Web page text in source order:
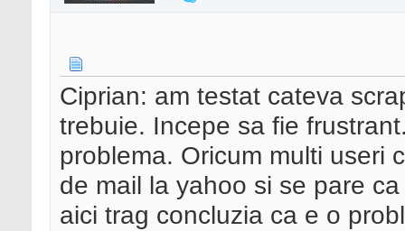
Ciprian: am testat cateva
trebuie. Incepe sa fie
problema. Oricum multi useri
de mail la yahoo si se pare
aici trag concluzia ca e o